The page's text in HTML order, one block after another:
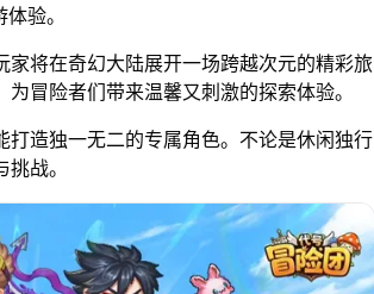
验。
家将在奇幻大陆展开一场跨越次元的精彩旅
冒险者们带来温馨又刺激的探索体验。
造独一无二的专属角色。不论是休闲独行
战。